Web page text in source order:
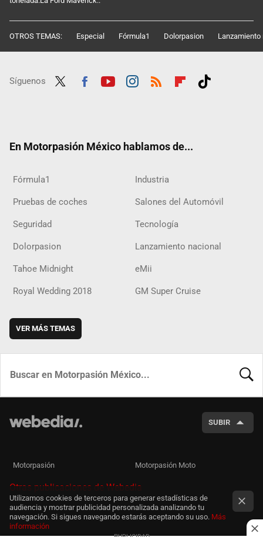
OTROS TEMAS: Especial Fórmula1 Dolorpasion Lanzamiento
Síguenos
En Motorpasión México hablamos de...
Fórmula1 Industria
Pruebas de coches Salones del Automóvil
Seguridad Tecnología
Dolorpasion Lanzamiento nacional
Tahoe Midnight eMii
Royal Wedding 2018 GM Super Cruise
VER MÁS TEMAS
SUBIR
Motorpasión Motorpasión Moto
Otras publicaciones de Webedia
Utilizamos cookies de terceros para generar estadísticas de
audiencia y mostrar publicidad personalizada analizando tu
navegación. Si sigues navegando estarás aceptando su uso. Más
información